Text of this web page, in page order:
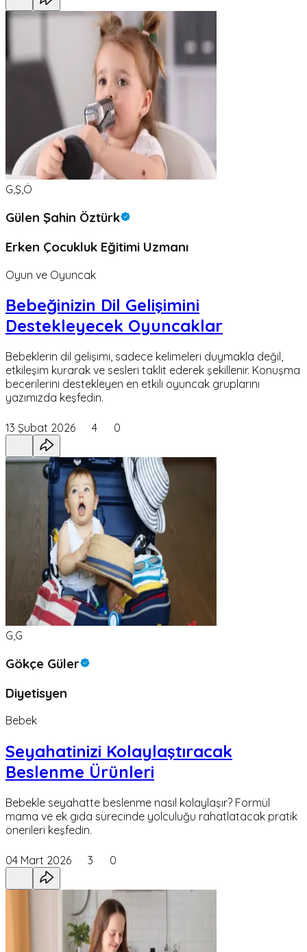
G,Ş,Ö
Gülen Şahin Öztürk
Erken Çocukluk Eğitimi Uzmanı
Oyun ve Oyuncak
Bebeğinizin Dil Gelişimini
Destekleyecek Oyuncaklar
Bebeklerin dil gelişimi, sadece kelimeleri duymakla değil,
etkileşim kurarak ve sesleri taklit ederek şekillenir. Konuşma
becerilerini destekleyen en etkili oyuncak gruplarını
yazımızda keşfedin.
13 Şubat 2026 4 0
G,G
Gökçe Güler
Diyetisyen
Bebek
Seyahatinizi Kolaylaştıracak
Beslenme Ürünleri
Bebekle seyahatte beslenme nasıl kolaylaşır? Formül
mama ve ek gıda sürecinde yolculuğu rahatlatacak pratik
önerileri keşfedin.
04 Mart 2026 3 0